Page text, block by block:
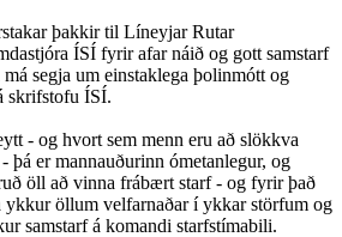
þakkir til Líneyjar Rutar
ÍSÍ fyrir afar náið og gott samstarf
segja um einstaklega þolinmótt og
skrifstofu ÍSÍ.
- og hvort sem menn eru að slökkva
þá er mannauðurinn ómetanlegur, og
öll að vinna frábært starf - og fyrir það
ykkur öllum velfarnaðar í ykkar störfum og
samstarf á komandi starfstímabili.